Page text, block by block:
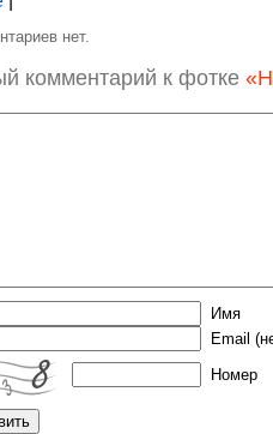
нет.
комментарий к фотке
Имя
Email
Номер